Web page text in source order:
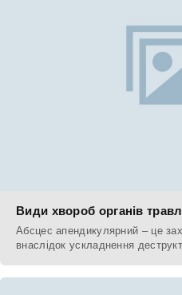
Види хвороб органів
Абсцес апендикулярний – це
внаслідок ускладнення